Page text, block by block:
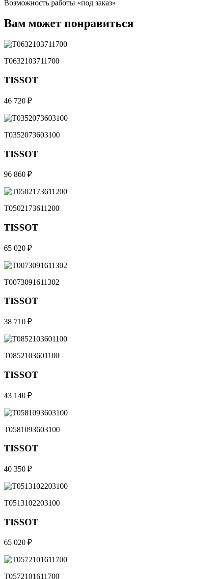
Возможность работы «под заказ»
Вам может понравиться
T0632103711700
TISSOT
46 720 ₽
T0352073603100
TISSOT
96 860 ₽
T0502173611200
TISSOT
65 020 ₽
T0073091611302
TISSOT
38 710 ₽
T0852103601100
TISSOT
43 140 ₽
T0581093603100
TISSOT
40 350 ₽
T0513102203100
TISSOT
65 020 ₽
T0572101611700